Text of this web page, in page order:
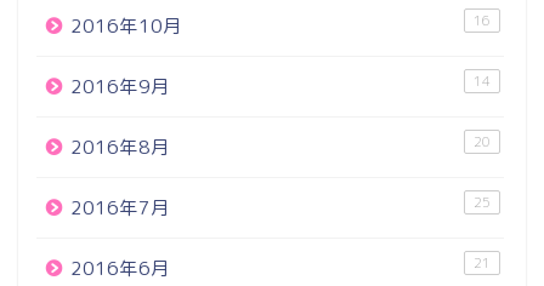
2016年10月 16
2016年9月 14
2016年8月 20
2016年7月 25
2016年6月 21